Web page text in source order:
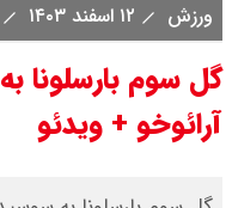
ورزش ۱۲ اسفند ۱۴۰۳
گل سوم بارسلونا
آرائوخو + ویدئو